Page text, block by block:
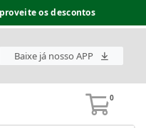
os descontos
Baixe já nosso APP
0